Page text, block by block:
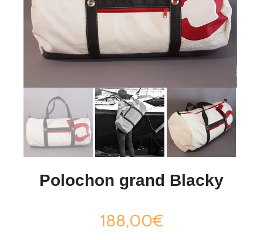
Polochon grand Blacky
188,00€